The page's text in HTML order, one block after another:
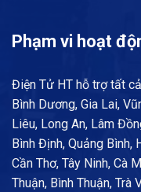
Phạm vi hoạt
Điện Tử HT hỗ trợ tất
Bình Dương, Gia Lai,
Liêu, Long An, Lâm
Bình Định, Quảng Bình,
Cần Thơ, Tây Ninh, Cà
Thuận, Bình Thuận, Trà